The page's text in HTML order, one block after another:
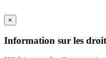
×
Information sur les